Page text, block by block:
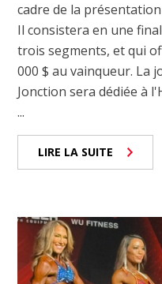
cadre de la
Il consistera en une
trois segments, et qui
000 $ au vainqueur. La
Jonction sera dédiée à
...
LIRE LA SUITE